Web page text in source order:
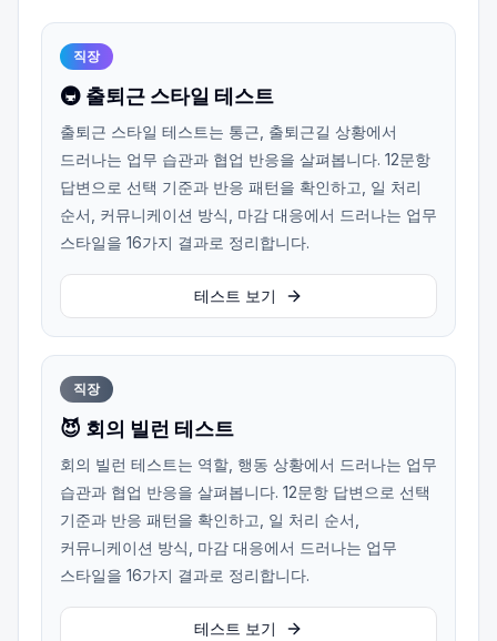
직장
🚇 출퇴근 스타일 테스트
출퇴근 스타일 테스트는 통근, 출퇴근길 상황에서
드러나는 업무 습관과 협업 반응을 살펴봅니다. 12문항
답변으로 선택 기준과 반응 패턴을 확인하고, 일 처리
순서, 커뮤니케이션 방식, 마감 대응에서 드러나는 업무
스타일을 16가지 결과로 정리합니다.
테스트 보기
직장
😈 회의 빌런 테스트
회의 빌런 테스트는 역할, 행동 상황에서 드러나는 업무
습관과 협업 반응을 살펴봅니다. 12문항 답변으로 선택
기준과 반응 패턴을 확인하고, 일 처리 순서,
커뮤니케이션 방식, 마감 대응에서 드러나는 업무
스타일을 16가지 결과로 정리합니다.
테스트 보기